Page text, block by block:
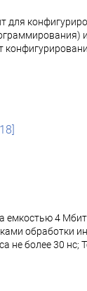
для
емкостью 4
более 30